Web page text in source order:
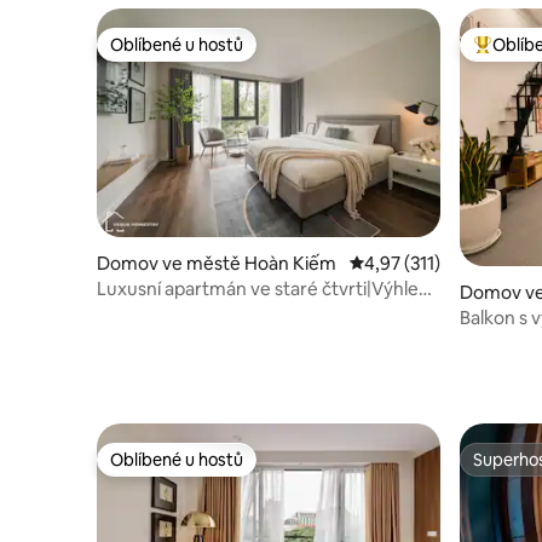
Oblíbené u hostů
Oblíbené u hostů
Domov ve městě Hoàn Kiếm Průměrné hodnocení
4,97 (311)
Luxusní apartmán ve staré čtvrti|Výhled
Nejlepší
Domov
Balkon s
3 lůžka |
Oblíbené u hostů
Oblíbené u hostů